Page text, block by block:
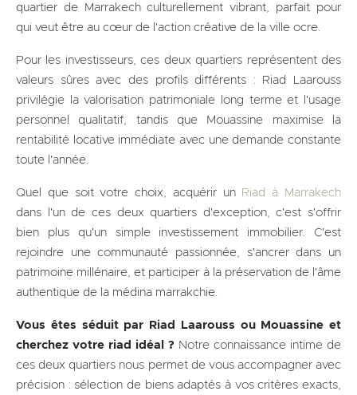
quartier de Marrakech culturellement vibrant, parfait pour
qui veut être au cœur de l'action créative de la ville ocre.
Pour les investisseurs, ces deux quartiers représentent des
valeurs sûres avec des profils différents : Riad Laarouss
privilégie la valorisation patrimoniale long terme et l'usage
personnel qualitatif, tandis que Mouassine maximise la
rentabilité locative immédiate avec une demande constante
toute l'année.
Quel que soit votre choix, acquérir un Riad à Marrakech
dans l'un de ces deux quartiers d'exception, c'est s'offrir
bien plus qu'un simple investissement immobilier. C'est
rejoindre une communauté passionnée, s'ancrer dans un
patrimoine millénaire, et participer à la préservation de l'âme
authentique de la médina marrakchie.
Vous êtes séduit par Riad Laarouss ou Mouassine et
cherchez votre riad idéal ? Notre connaissance intime de
ces deux quartiers nous permet de vous accompagner avec
précision : sélection de biens adaptés à vos critères exacts,